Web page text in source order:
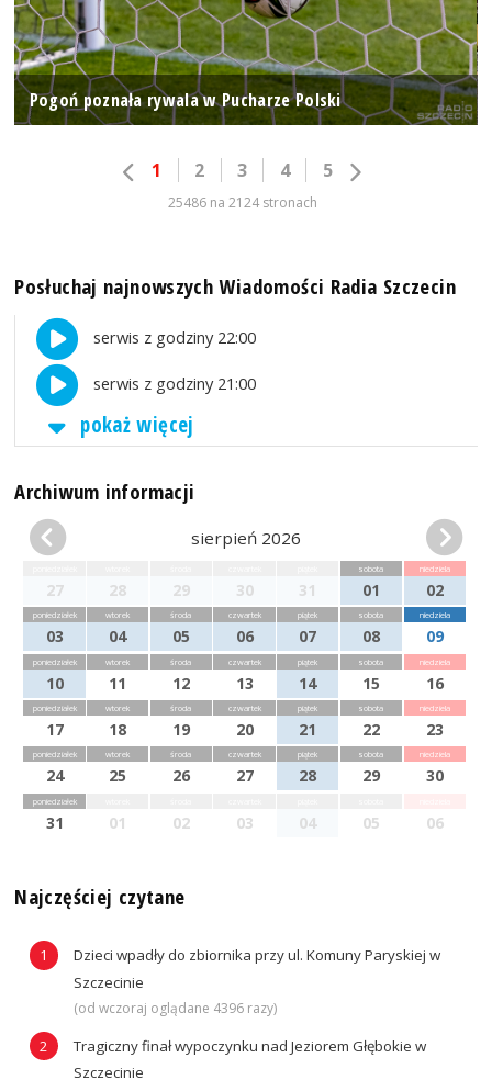
Pogoń poznała rywala w Pucharze Polski
1 2 3 4 5
25486 na 2124 stronach
Posłuchaj najnowszych Wiadomości Radia Szczecin
serwis z godziny 22:00
serwis z godziny 21:00
pokaż więcej
Archiwum informacji
sierpień 2026
27 28 29 30 31
sobota
01
niedziela
02
poniedziałek
03
wtorek
04
środa
05
czwartek
06
piątek
07
sobota
08
niedziela
09
poniedziałek
10
wtorek
11
środa
12
czwartek
13
piątek
14
sobota
15
niedziela
16
poniedziałek
17
wtorek
18
środa
19
czwartek
20
piątek
21
sobota
22
niedziela
23
poniedziałek
24
wtorek
25
środa
26
czwartek
27
piątek
28
sobota
29
niedziela
30
poniedziałek
31 01 02 03 04 05 06
Najczęściej czytane
Dzieci wpadły do zbiornika przy ul. Komuny Paryskiej w
Szczecinie
(od wczoraj oglądane 4396 razy)
Tragiczny finał wypoczynku nad Jeziorem Głębokie w
Szczecinie